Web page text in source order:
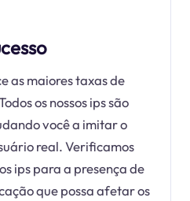
as maiores taxas de
os nossos ips são
você a imitar o
real. Verificamos
ips para a presença de
que possa afetar os